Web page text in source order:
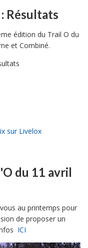
Résultats
édition du Trail O du
et Combiné.
sur Livelox
du 11 avril
au printemps pour
de proposer un
ICI